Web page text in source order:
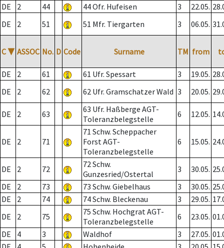
DE
2 44 44 Ofr. Hufeisen 3 22.05.
DE
2 51 51 Mfr. Tiergarten 3 06.05.
C ▼ ASSOC No. D Code Surname TM from
DE 2 61 61 Ufr. Spessart 3 19.05.
DE
2 62 62 Ufr. Gramschatzer Wald 3 20.05.
DE 2 63
63 Ufr. Haßberge AGT-
Toleranzbelegstelle
6 12.05.
DE 2 71
71 Schw. Scheppacher
Forst AGT-
Toleranzbelegstelle
6 15.05.
DE 2 72
72 Schw.
Gunzesried/Ostertal
3 30.05.
DE
2 73 73 Schw. Giebelhaus 3 30.05.
DE
2 74 74 Schw. Bleckenau 3 29.05.
DE
2 75
75 Schw. Hochgrat AGT-
Toleranzbelegstelle
6 23.05.
DE
4 3 Waldhof 3 27.05.